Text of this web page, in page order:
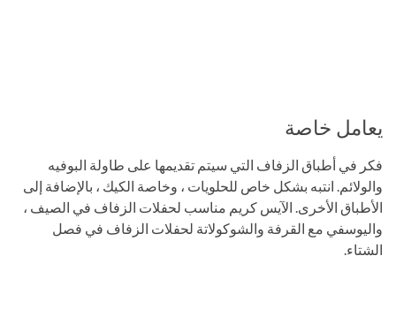
يعامل خاصة
فكر في أطباق الزفاف التي سيتم تقديمها على طاولة البوفيه
والولائم. انتبه بشكل خاص للحلويات ، وخاصة الكيك ، بالإضافة إلى
الأطباق الأخرى. الآيس كريم مناسب لحفلات الزفاف في الصيف ،
واليوسفي مع القرفة والشوكولاتة لحفلات الزفاف في فصل
الشتاء.